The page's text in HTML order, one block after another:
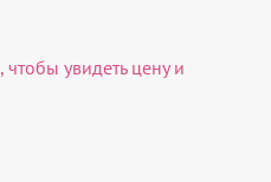
, чтобы увидеть цену и